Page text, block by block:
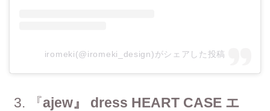
iromeki(@iromeki_design)がシェアした投稿
3. 『ajew』 dress HEART CASE エ